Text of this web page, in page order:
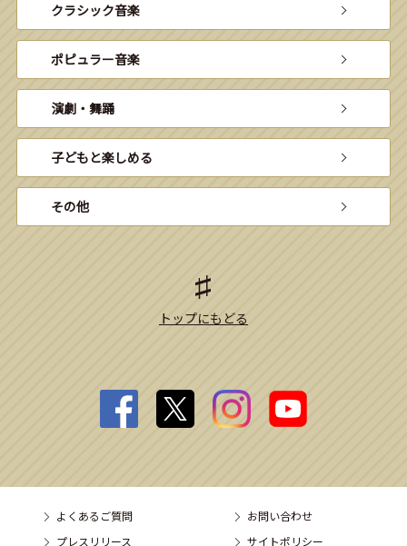
クラシック音楽
ポピュラー音楽
演劇・舞踊
子どもと楽しめる
その他
トップにもどる
よくあるご質問
お問い合わせ
プレスリリース
サイトポリシー